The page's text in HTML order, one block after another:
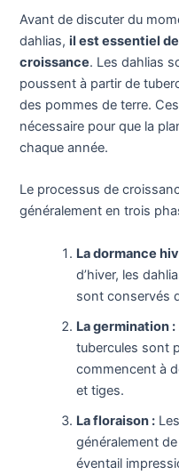
Avant de discuter du
dahlias,il est essentiel
croissance. Les dahlias
poussent à partir de
des pommes de terre.
nécessaire pour que la
chaque année.
Le processus de
généralement en trois
La dormance
d’hiver, les
sont conservés
La germination :
tubercules sont
commencent à
et tiges.
La floraison :
généralement
éventail